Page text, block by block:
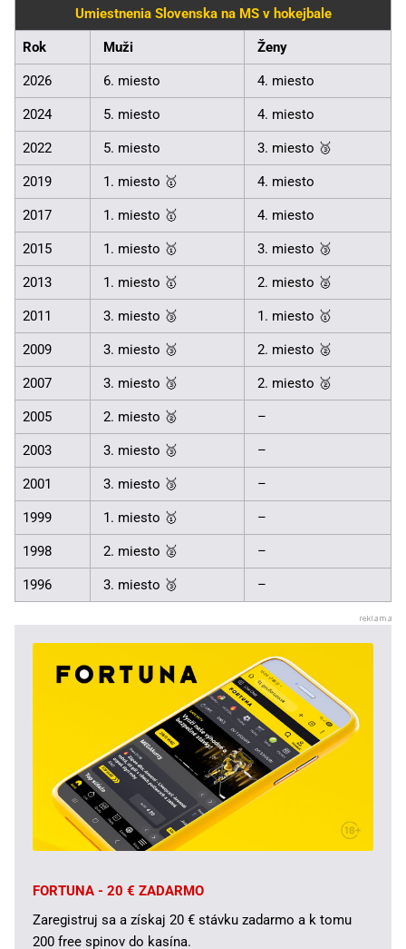
Umiestnenia Slovenska na MS v hokejbale
Rok Muži Ženy
2026 6. miesto 4. miesto
2024 5. miesto 4. miesto
2022 5. miesto 3. miesto 🥉
2019 1. miesto 🥇 4. miesto
2017 1. miesto 🥇 4. miesto
2015 1. miesto 🥇 3. miesto 🥉
2013 1. miesto 🥇 2. miesto 🥈
2011 3. miesto 🥉 1. miesto 🥇
2009 3. miesto 🥉 2. miesto 🥈
2007 3. miesto 🥉 2. miesto 🥈
2005 2. miesto 🥈 –
2003 3. miesto 🥉 –
2001 3. miesto 🥉 –
1999 1. miesto 🥇 –
1998 2. miesto 🥈 –
1996 3. miesto 🥉 –
FORTUNA - 20 € ZADARMO
Zaregistruj sa a získaj 20 € stávku zadarmo a k tomu
200 free spinov do kasína.